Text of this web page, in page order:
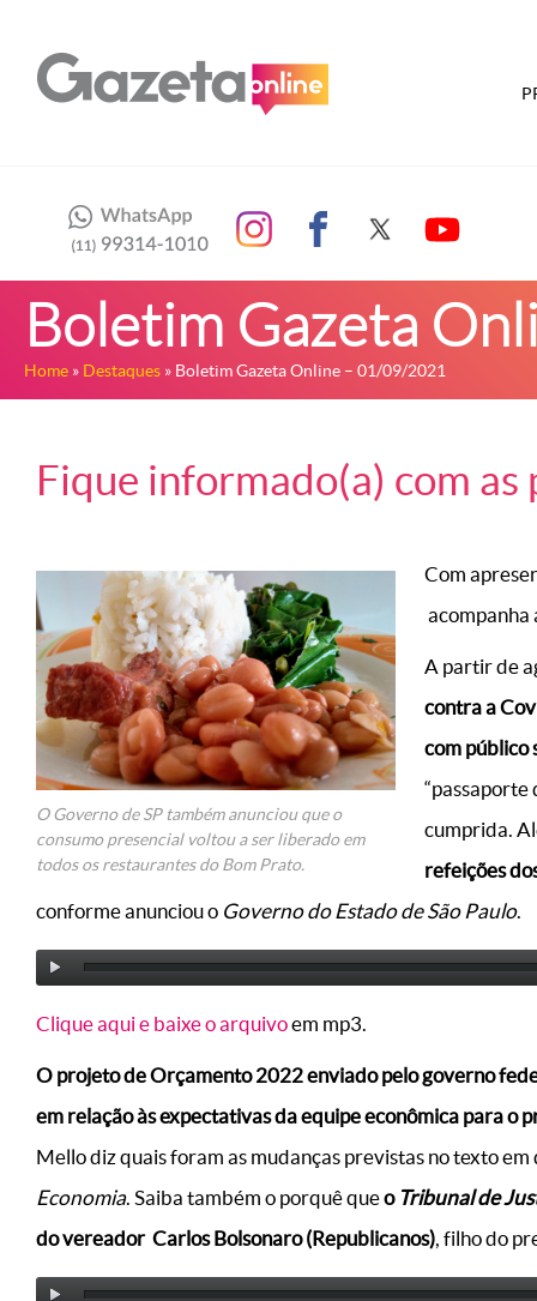
Boletim Gazeta
Home » Destaques » Boletim Gazeta Online – 01/09/2021
Fique informado(a) com
O Governo de SP também anunciou que o
consumo presencial voltou a ser liberado em
todos os restaurantes do Bom Prato.
Com
acompanha
A partir de
contra a
com público
“passaporte
cumprida.
refeições
conforme anunciou o Governo do Estado de São Paulo.
Clique aqui e baixe o arquivoem mp3.
O projeto de Orçamento 2022 enviado pelo governo
em relação às expectativas da equipe econômica para o
Mello diz quais foram as mudanças previstas no texto
Economia. Saiba também o porquê queo Tribunal de
do vereador Carlos Bolsonaro (Republicanos), filho do